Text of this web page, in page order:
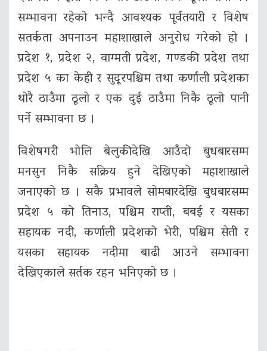
सम्भावना रहेको भन्दै आवश्यक पूर्वतयारी र विशेष
सतर्कता अपनाउन महाशाखाले अनुरोध गरेको हो ।
प्रदेश १, प्रदेश २, वाग्मती प्रदेश, गण्डकी प्रदेश तथा
प्रदेश ५ का केही र सुदूरपश्चिम तथा कर्णाली प्रदेशका
थोरै ठाउँमा ठूलो र एक दुई ठाउँमा निकै ठूलो पानी
पर्ने सम्भावना छ ।
विशेषगरी भोलि बेलुकीदेखि आउँदो बुधबारसम्म
मनसुन निकै सक्रिय हुने देखिएको महाशाखाले
जनाएको छ । सकै प्रभावले सोमबारदेखि बुधबारसम्म
प्रदेश ५ को तिनाउ, पश्चिम राप्ती, बबई र यसका
सहायक नदी, कर्णाली प्रदेशको भेरी, पश्चिम सेती र
यसका सहायक नदीमा बाढी आउने सम्भावना
देखिएकाले सर्तक रहन भनिएको छ ।